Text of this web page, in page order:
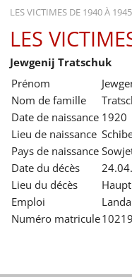
LES VICTIMES DE 1940 À 1945
ACCUEIL
ACTUALITÉS
EXPOSITIONS
HISTORIQUE
FORMATION
RECHERCHE
SERVICE
LES
Jewgenij Tratschuk
Prénom
Nom de famille
Date de naissance 1920
Lieu de naissance
Pays de naissance
Date du décès
Lieu du décès
Emploi
Numéro matricule10219